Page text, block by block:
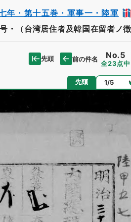
年・第十五巻・軍事一・陸軍
・（台湾居住者及韓国在留者ノ
先頭 前の件名 No.5
全23点中
先頭 ページ